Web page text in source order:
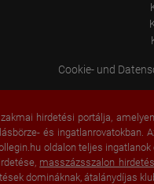
Cookie- und
hirdetési portálja,
és
oldalon teljes
masszázsszalon
domináknak, átalánydíjas